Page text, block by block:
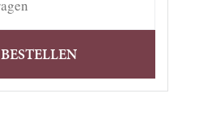
BESTELLEN